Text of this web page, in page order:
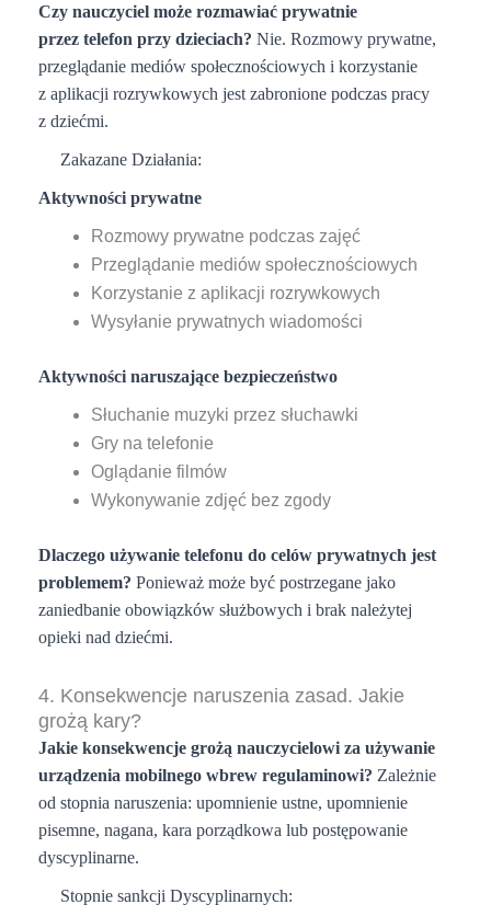
Czy nauczyciel może rozmawiać prywatnie
przez telefon przy dzieciach? Nie. Rozmowy prywatne,
przeglądanie mediów społecznościowych i korzystanie
z aplikacji rozrywkowych jest zabronione podczas pracy
z dziećmi.
Zakazane Działania:
Aktywności prywatne
Rozmowy prywatne podczas zajęć
Przeglądanie mediów społecznościowych
Korzystanie z aplikacji rozrywkowych
Wysyłanie prywatnych wiadomości
Aktywności naruszające bezpieczeństwo
Słuchanie muzyki przez słuchawki
Gry na telefonie
Oglądanie filmów
Wykonywanie zdjęć bez zgody
Dlaczego używanie telefonu do celów prywatnych jest
problemem? Ponieważ może być postrzegane jako
zaniedbanie obowiązków służbowych i brak należytej
opieki nad dziećmi.
4. Konsekwencje naruszenia zasad. Jakie
grożą kary?
Jakie konsekwencje grożą nauczycielowi za używanie
urządzenia mobilnego wbrew regulaminowi? Zależnie
od stopnia naruszenia: upomnienie ustne, upomnienie
pisemne, nagana, kara porządkowa lub postępowanie
dyscyplinarne.
Stopnie sankcji Dyscyplinarnych: